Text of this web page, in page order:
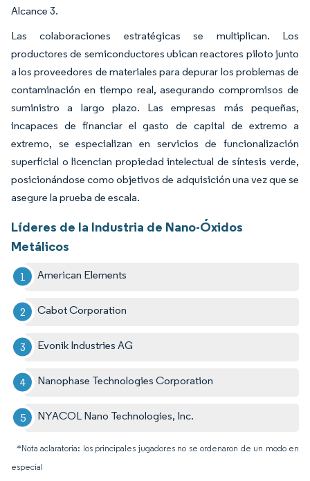
Alcance 3.
Las colaboraciones estratégicas se multiplican. Los
productores de semiconductores ubican reactores piloto junto
a los proveedores de materiales para depurar los problemas de
contaminación en tiempo real, asegurando compromisos de
suministro a largo plazo. Las empresas más pequeñas,
incapaces de financiar el gasto de capital de extremo a
extremo, se especializan en servicios de funcionalización
superficial o licencian propiedad intelectual de síntesis verde,
posicionándose como objetivos de adquisición una vez que se
asegure la prueba de escala.
Líderes de la Industria de Nano-Óxidos
Metálicos
American Elements
Cabot Corporation
Evonik Industries AG
Nanophase Technologies Corporation
NYACOL Nano Technologies, Inc.
*Nota aclaratoria: los principales jugadores no se ordenaron de un modo en
especial